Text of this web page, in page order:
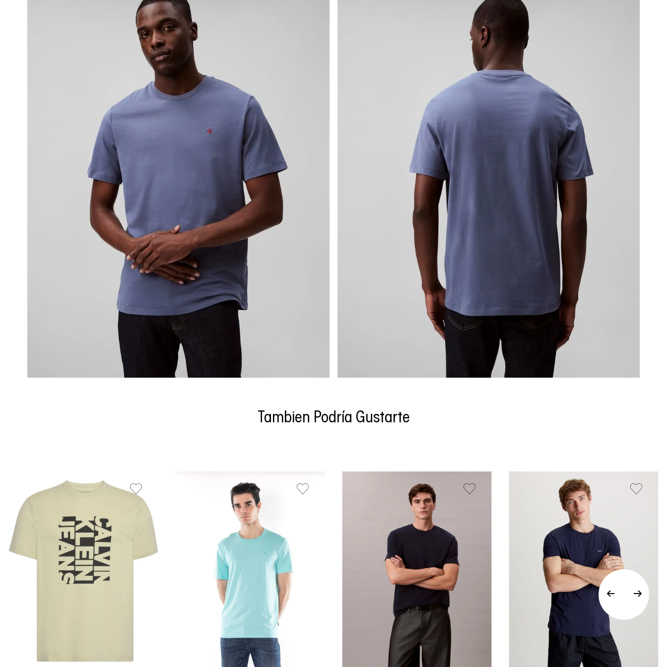
pudiendo tomar hasta 10 días hábiles.
• El plazo para la devolución de compra por derecho a retracto es de hasta 10 días contados
desde la recepción del producto.
Tambien Podría Gustarte
Vista Rápida Vista Rápida Vista Rápida